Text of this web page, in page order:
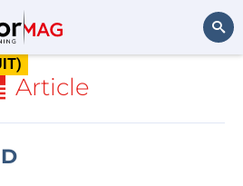
Article